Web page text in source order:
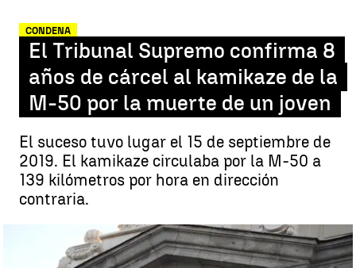
CONDENA
El Tribunal Supremo confirma 8
años de cárcel al kamikaze de la
M-50 por la muerte de un joven
El suceso tuvo lugar el 15 de septiembre de
2019. El kamikaze circulaba por la M-50 a
139 kilómetros por hora en dirección
contraria.